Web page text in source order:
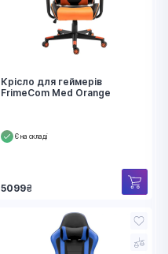
Крісло для геймерів
FrimeCom Med Orange
Є на складі
5099₴